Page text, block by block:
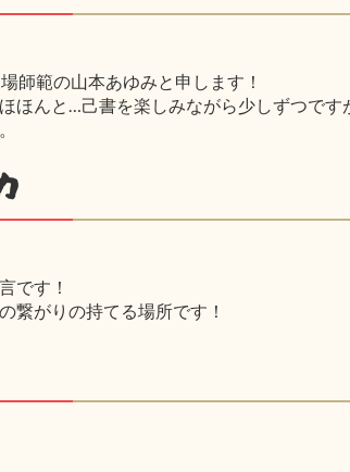
師範の山本あゆみと申します！
ほんと…己書を楽しみながら少しずつで
です！
繋がりの持てる場所です！